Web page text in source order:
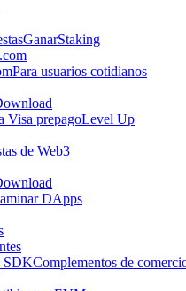
GanarStaking
Para usuarios cotidianos
Visa prepagoLevel Up
de Web3
DApps
SDKComplementos de